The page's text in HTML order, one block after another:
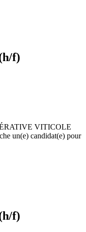
f)
VITICOLE
un(e) candidat(e) pour
f)